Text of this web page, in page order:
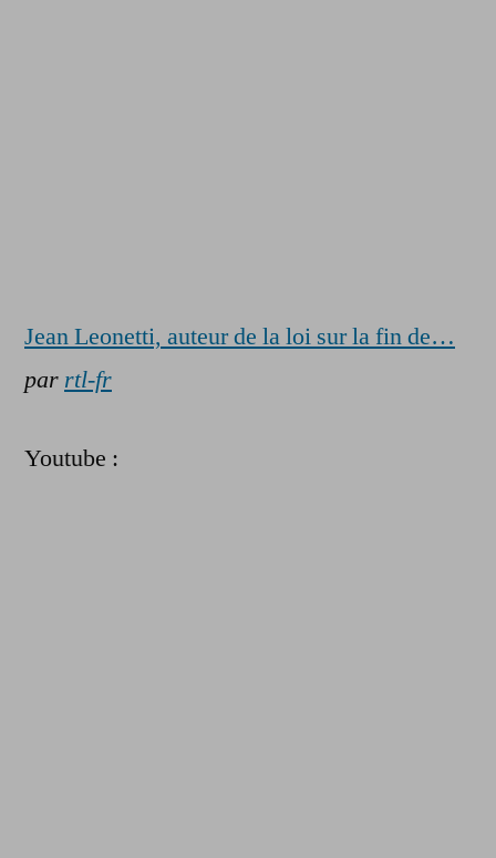
Jean Leonetti, auteur de la loi sur la fin de…
par rtl-fr
Youtube :